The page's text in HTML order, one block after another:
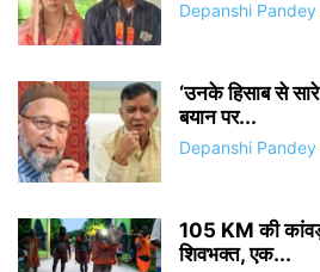
Depanshi Pandey
‘उनके हिसाब से
बयान पर...
Depanshi Pandey
105 KM की कांवड़
शिवभक्त, एक...